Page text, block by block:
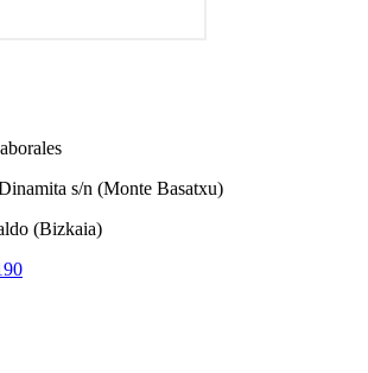
s/n (Monte Basatxu)
(Bizkaia)